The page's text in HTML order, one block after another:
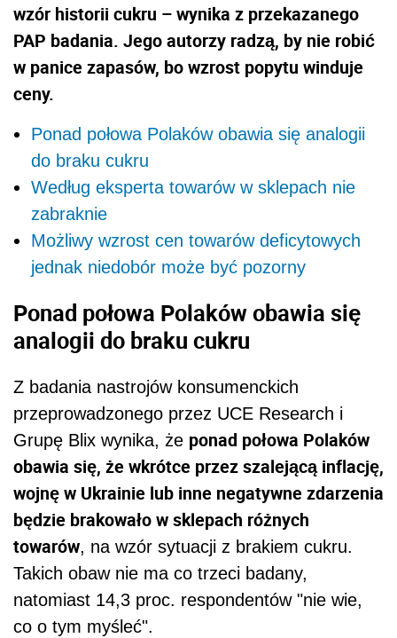
wzór historii cukru – wynika z przekazanego
PAP badania. Jego autorzy radzą, by nie robić
w panice zapasów, bo wzrost popytu winduje
ceny.
Ponad połowa Polaków obawia się analogii
do braku cukru
Według eksperta towarów w sklepach nie
zabraknie
Możliwy wzrost cen towarów deficytowych
jednak niedobór może być pozorny
Ponad połowa Polaków obawia się
analogii do braku cukru
Z badania nastrojów konsumenckich
przeprowadzonego przez UCE Research i
Grupę Blix wynika, że ponad połowa Polaków
obawia się, że wkrótce przez szalejącą inflację,
wojnę w Ukrainie lub inne negatywne zdarzenia
będzie brakowało w sklepach różnych
towarów, na wzór sytuacji z brakiem cukru.
Takich obaw nie ma co trzeci badany,
natomiast 14,3 proc. respondentów "nie wie,
co o tym myśleć".